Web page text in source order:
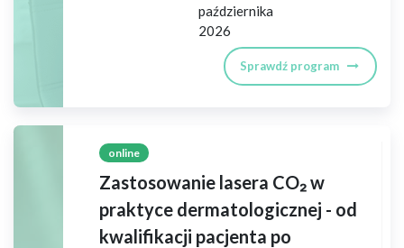
października
2026
Sprawdź program
online
Zastosowanie lasera CO₂ w
praktyce dermatologicznej - od
kwalifikacji pacjenta po